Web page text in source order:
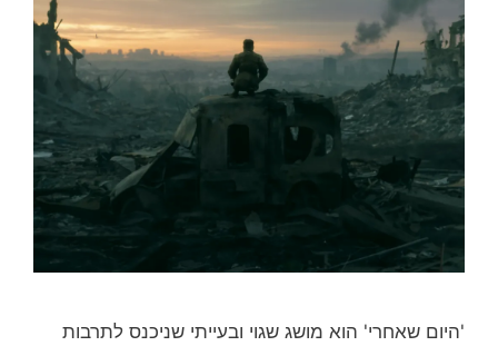
'היום שאחרי' הוא מושג שגוי ובעייתי שניכנס לתרבות